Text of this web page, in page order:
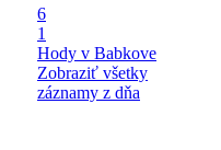
6
1
Hody v Babkove
Zobraziť všetky
záznamy z dňa